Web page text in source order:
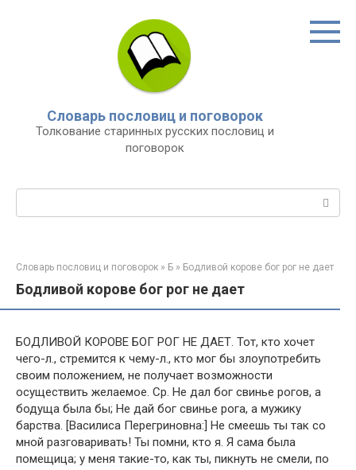
Словарь пословиц и поговорок
Толкование старинных русских пословиц и
поговорок
Словарь пословиц и поговорок » Б » Бодливой корове бог рог не дает
Бодливой корове бог рог не дает
БОДЛИВОЙ КОРОВЕ БОГ РОГ НЕ ДАЕТ. Тот, кто хочет
чего-л., стремится к чему-л., кто мог бы злоупотребить
своим положением, не получает возможности
осуществить желаемое. Ср. Не дал бог свинье рогов, а
бодуща была бы; Не дай бог свинье рога, а мужику
барства. [Василиса Перегриновна:] Не смеешь ты так со
мной разговаривать! Ты помни, кто я. Я сама была
помещица; у меня такие-то, как ты, пикнуть не смели, по